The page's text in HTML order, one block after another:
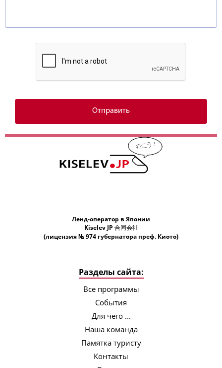
Ленд-оператор в Японии
Kiselev JP 合同会社
(лицензия № 974 губернатора преф. Киото)
Разделы сайта:
Все программы
События
Для чего ...
Наша команда
Памятка туристу
Контакты